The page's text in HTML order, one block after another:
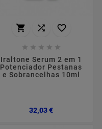
  
    
Iraltone Serum 2 em 1
Potenciador Pestanas
e Sobrancelhas 10ml
32,03 €Preço